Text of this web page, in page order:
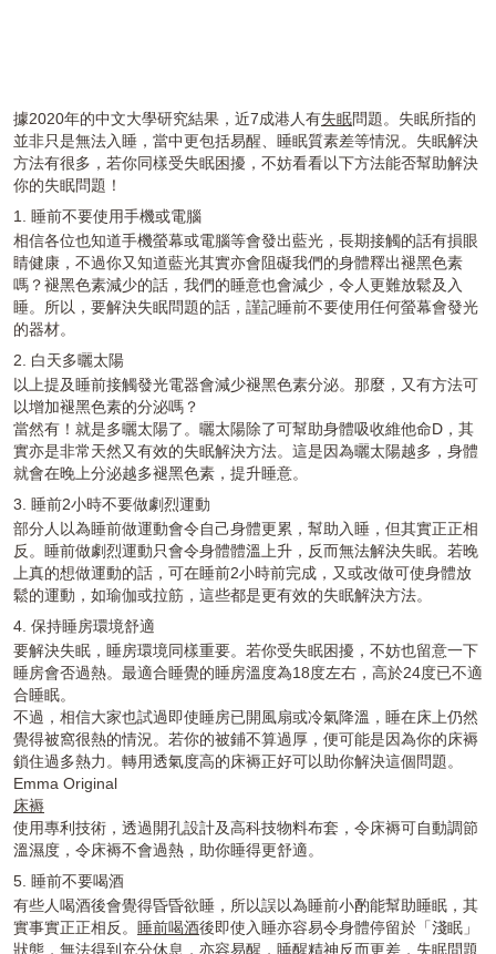
據2020年的中文大學研究結果，近7成港人有失眠問題。失眠所指的
並非只是無法入睡，當中更包括易醒、睡眠質素差等情況。失眠解決
方法有很多，若你同樣受失眠困擾，不妨看看以下方法能否幫助解決
你的失眠問題！
1. 睡前不要使用手機或電腦
相信各位也知道手機螢幕或電腦等會發出藍光，長期接觸的話有損眼
睛健康，不過你又知道藍光其實亦會阻礙我們的身體釋出褪黑色素
嗎？褪黑色素減少的話，我們的睡意也會減少，令人更難放鬆及入
睡。所以，要解決失眠問題的話，謹記睡前不要使用任何螢幕會發光
的器材。
2. 白天多曬太陽
以上提及睡前接觸發光電器會減少褪黑色素分泌。那麼，又有方法可
以增加褪黑色素的分泌嗎？
當然有！就是多曬太陽了。曬太陽除了可幫助身體吸收維他命D，其
實亦是非常天然又有效的失眠解決方法。這是因為曬太陽越多，身體
就會在晚上分泌越多褪黑色素，提升睡意。
3. 睡前2小時不要做劇烈運動
部分人以為睡前做運動會令自己身體更累，幫助入睡，但其實正正相
反。睡前做劇烈運動只會令身體體溫上升，反而無法解決失眠。若晚
上真的想做運動的話，可在睡前2小時前完成，又或改做可使身體放
鬆的運動，如瑜伽或拉筋，這些都是更有效的失眠解決方法。
4. 保持睡房環境舒適
要解決失眠，睡房環境同樣重要。若你受失眠困擾，不妨也留意一下
睡房會否過熱。最適合睡覺的睡房溫度為18度左右，高於24度已不適
合睡眠。
不過，相信大家也試過即使睡房已開風扇或冷氣降溫，睡在床上仍然
覺得被窩很熱的情況。若你的被鋪不算過厚，便可能是因為你的床褥
鎖住過多熱力。轉用透氣度高的床褥正好可以助你解決這個問題。
Emma Original
床褥
使用專利技術，透過開孔設計及高科技物料布套，令床褥可自動調節
溫濕度，令床褥不會過熱，助你睡得更舒適。
5. 睡前不要喝酒
有些人喝酒後會覺得昏昏欲睡，所以誤以為睡前小酌能幫助睡眠，其
實事實正正相反。 睡前喝酒後即使入睡亦容易令身體停留於「淺眠」
狀態，無法得到充分休息，亦容易醒，睡醒精神反而更差，失眠問題